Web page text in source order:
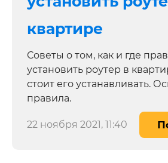
квартире
Советы о том, как и где
установить роутер в
стоит его устанавливать.
правила.
22 ноября 2021, 11:40